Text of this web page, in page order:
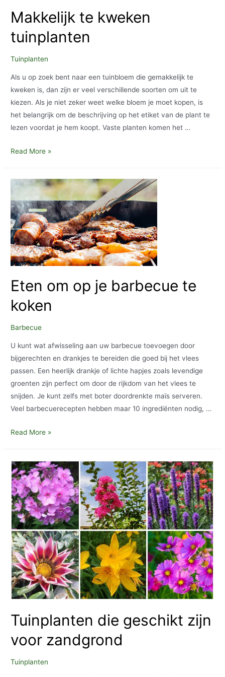
Makkelijk te kweken
tuinplanten
Tuinplanten
Als u op zoek bent naar een tuinbloem die gemakkelijk te
kweken is, dan zijn er veel verschillende soorten om uit te
kiezen. Als je niet zeker weet welke bloem je moet kopen, is
het belangrijk om de beschrijving op het etiket van de plant te
lezen voordat je hem koopt. Vaste planten komen het …
Makkelijk
tuinplanten
Read More »
Eten om op je barbecue te
koken
Barbecue
U kunt wat afwisseling aan uw barbecue toevoegen door
bijgerechten en drankjes te bereiden die goed bij het vlees
passen. Een heerlijk drankje of lichte hapjes zoals levendige
groenten zijn perfect om door de rijkdom van het vlees te
snijden. Je kunt zelfs met boter doordrenkte maïs serveren.
Veel barbecuerecepten hebben maar 10 ingrediënten nodig, …
Eten
je
barbecue
te
koken
Read More »
Tuinplanten die geschikt zijn
voor zandgrond
Tuinplanten